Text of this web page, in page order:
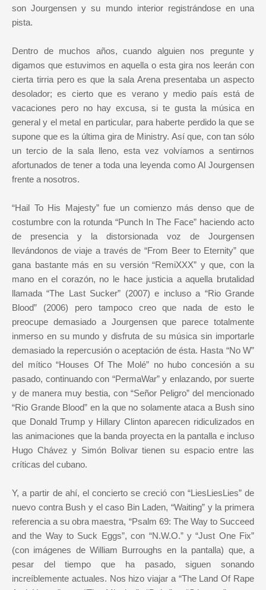
son Jourgensen y su mundo interior registrándose en una
pista.
Dentro de muchos años, cuando alguien nos pregunte y
digamos que estuvimos en aquella o esta gira nos leerán con
cierta tirria pero es que la sala Arena presentaba un aspecto
desolador; es cierto que es verano y medio país está de
vacaciones pero no hay excusa, si te gusta la música en
general y el metal en particular, para haberte perdido la que se
supone que es la última gira de Ministry. Así que, con tan sólo
un tercio de la sala lleno, esta vez volvíamos a sentirnos
afortunados de tener a toda una leyenda como Al Jourgensen
frente a nosotros.
“Hail To His Majesty” fue un comienzo más denso que de
costumbre con la rotunda “Punch In The Face” haciendo acto
de presencia y la distorsionada voz de Jourgensen
llevándonos de viaje a través de “From Beer to Eternity” que
gana bastante más en su versión “RemiXXX” y que, con la
mano en el corazón, no le hace justicia a aquella brutalidad
llamada “The Last Sucker” (2007) e incluso a “Rio Grande
Blood” (2006) pero tampoco creo que nada de esto le
preocupe demasiado a Jourgensen que parece totalmente
inmerso en su mundo y disfruta de su música sin importarle
demasiado la repercusión o aceptación de ésta. Hasta “No W”
del mítico “Houses Of The Molé” no hubo concesión a su
pasado, continuando con “PermaWar” y enlazando, por suerte
y de manera muy bestia, con “Señor Peligro” del mencionado
“Rio Grande Blood” en la que no solamente ataca a Bush sino
que Donald Trump y Hillary Clinton aparecen ridiculizados en
las animaciones que la banda proyecta en la pantalla e incluso
Hugo Chávez y Simón Bolivar tienen su espacio entre las
críticas del cubano.
Y, a partir de ahí, el concierto se creció con “LiesLiesLies” de
nuevo contra Bush y el caso Bin Laden, “Waiting” y la primera
referencia a su obra maestra, “Psalm 69: The Way to Succeed
and the Way to Suck Eggs”, con “N.W.O.” y “Just One Fix”
(con imágenes de William Burroughs en la pantalla) que, a
pesar del tiempo que ha pasado, siguen sonando
increíblemente actuales. Nos hizo viajar a “The Land Of Rape